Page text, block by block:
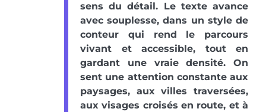
sens du détail. Le texte avance
avec souplesse, dans un style de
conteur qui rend le parcours
vivant et accessible, tout en
gardant une vraie densité. On
sent une attention constante aux
paysages, aux villes traversées,
aux visages croisés en route, et à